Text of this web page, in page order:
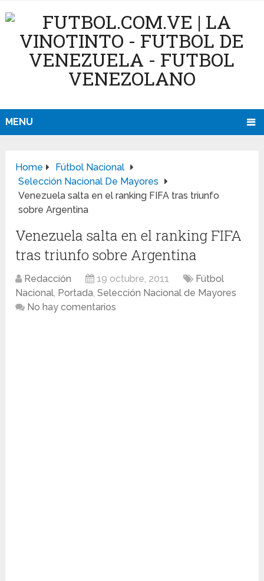
MENU
Home
Fútbol Nacional
Selección Nacional De Mayores
Venezuela salta en el ranking FIFA tras triunfo
sobre Argentina
Venezuela salta en el ranking FIFA
tras triunfo sobre Argentina
Redacción 19 octubre, 2011
Fútbol
Nacional, Portada,Selección Nacional de Mayores
No hay comentarios